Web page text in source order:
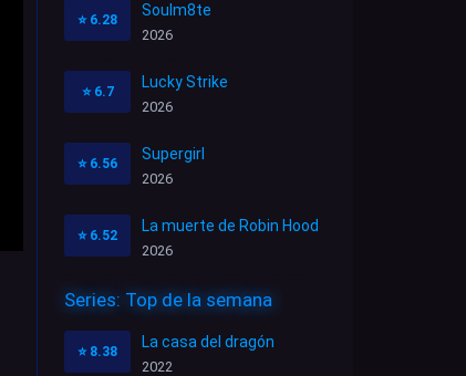
⭐ 6.28
Soulm8te
2026
⭐ 6.7
Lucky Strike
2026
⭐ 6.56
Supergirl
2026
⭐ 6.52
La muerte de Robin Hood
2026
Series: Top de la semana
⭐ 8.38
La casa del dragón
2022